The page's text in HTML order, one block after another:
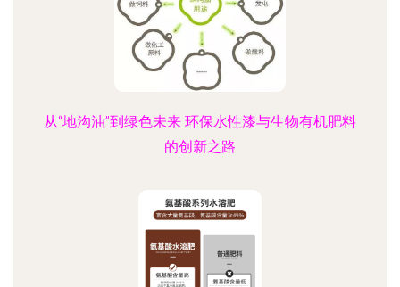
从“地沟油”到绿色未来 环保水性漆与生物有机肥料
的创新之路